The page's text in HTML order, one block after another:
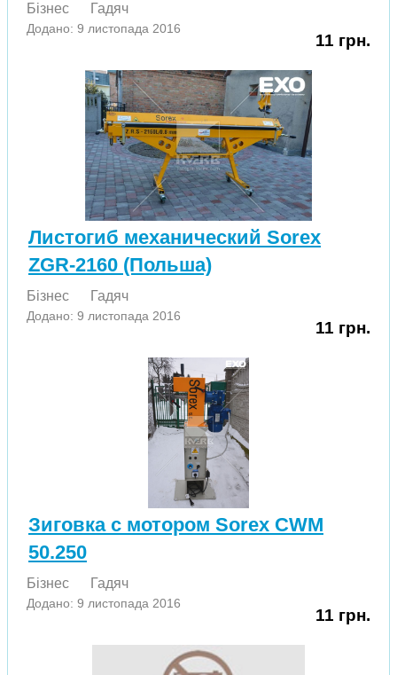
Бізнес Гадяч
Додано: 9 листопада 2016
11 грн.
Листогиб механический Sorex
ZGR-2160 (Польша)
Бізнес Гадяч
Додано: 9 листопада 2016
11 грн.
Зиговка с мотором Sorex CWM
50.250
Бізнес Гадяч
Додано: 9 листопада 2016
11 грн.